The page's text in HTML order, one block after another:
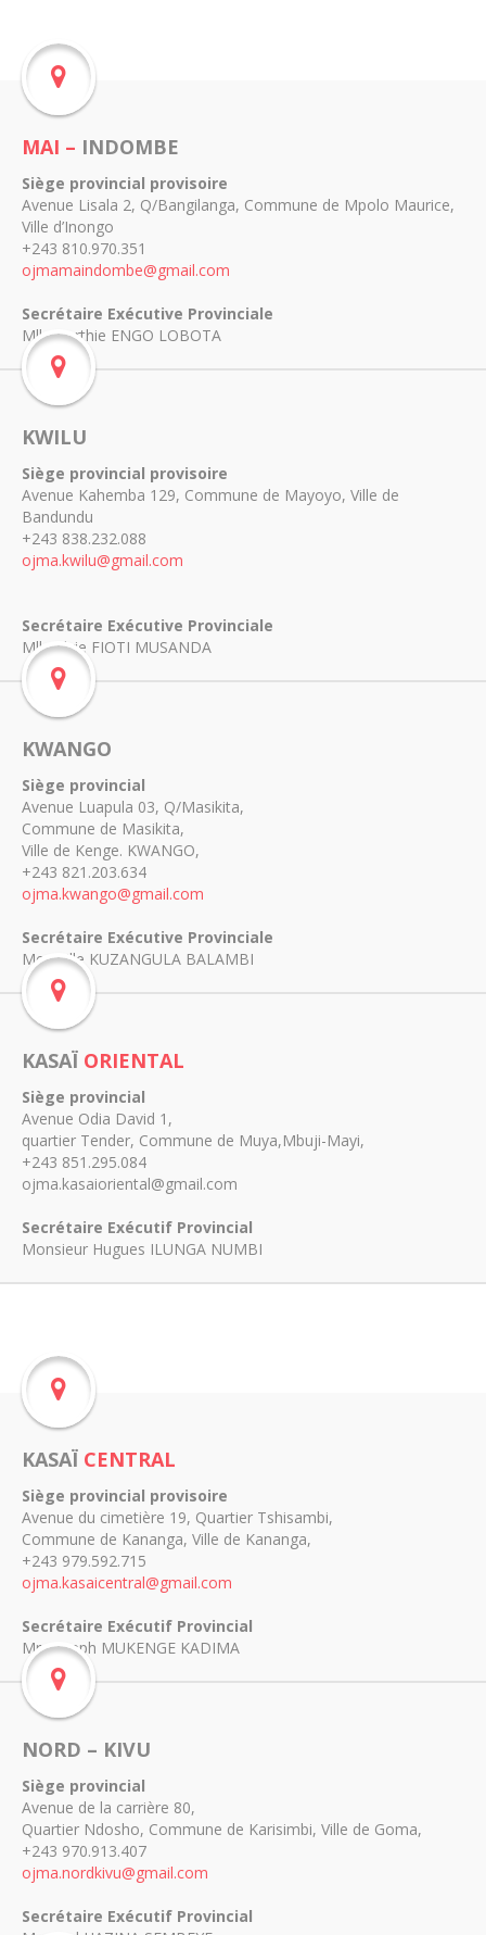
MAI – INDOMBE
Siège provincial provisoire
Avenue Lisala 2, Q/Bangilanga, Commune de Mpolo Maurice,
Ville d’Inongo
+243 810.970.351
ojmamaindombe@gmail.com
Secrétaire Exécutive Provinciale
Mlle Gerthie ENGO LOBOTA
KWILU
Siège provincial provisoire
Avenue Kahemba 129, Commune de Mayoyo, Ville de
Bandundu
+243 838.232.088
ojma.kwilu@gmail.com
Secrétaire Exécutive Provinciale
Mlle Elvie FIOTI MUSANDA
KWANGO
Siège provincial
Avenue Luapula 03, Q/Masikita,
Commune de Masikita,
Ville de Kenge. KWANGO,
+243 821.203.634
ojma.kwango@gmail.com
Secrétaire Exécutive Provinciale
Merveille KUZANGULA BALAMBI
KASAÏ ORIENTAL
Siège provincial
Avenue Odia David 1,
quartier Tender, Commune de Muya,Mbuji-Mayi,
+243 851.295.084
ojma.kasaioriental@gmail.com
Secrétaire Exécutif Provincial
Monsieur Hugues ILUNGA NUMBI
KASAÏ CENTRAL
Siège provincial provisoire
Avenue du cimetière 19, Quartier Tshisambi,
Commune de Kananga, Ville de Kananga,
+243 979.592.715
ojma.kasaicentral@gmail.com
Secrétaire Exécutif Provincial
Mr. Joseph MUKENGE KADIMA
NORD – KIVU
Siège provincial
Avenue de la carrière 80,
Quartier Ndosho, Commune de Karisimbi, Ville de Goma,
+243 970.913.407
ojma.nordkivu@gmail.com
Secrétaire Exécutif Provincial